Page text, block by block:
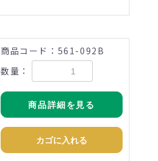
商品コード：561-092B
数量：
商品詳細を見る
カゴに入れる